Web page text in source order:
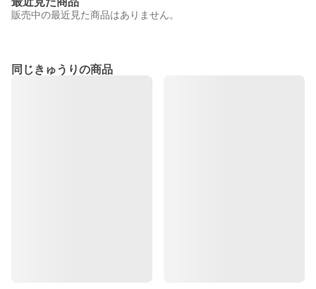
販売中の最近見た商品はありません。
同じきゅうりの商品